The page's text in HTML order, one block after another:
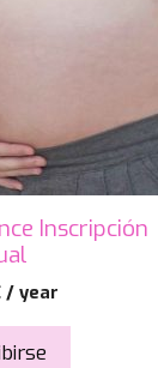
Inscripción
/ year